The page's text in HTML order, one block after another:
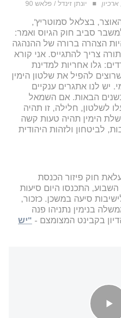
יונתן זינדל / פלאש 90
האוצר, בצלאל סמוטריץ',
סביב חוק הגיוס ואמר:
הצהרה ברורה של ההנהגה
צריך להתגייס. אני קורא
גלו אחריות למדינת
להפיל את שלטון הימין
יש לנו אתגרים ענקיים
הבאות. אם השמאל
לשלטון, חלילה, זו תהיה
הימין תהיה טעות קשה
לביטחון ולזהות היהודית
חוק פיזור הכנסת
התכנסו היום סיעות
סיעה במשכן. כזכור,
בנימין נתניהו פנה
בקבינט המצומצם - "יש